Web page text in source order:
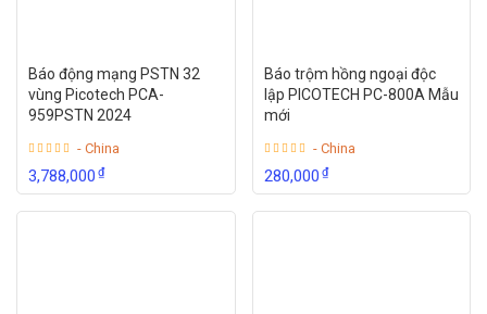
Báo động mạng PSTN 32
vùng Picotech PCA-
959PSTN 2024
- China
3,788,000₫
Báo trộm hồng ngoại độc
lập PICOTECH PC-800A Mẫu
mới
- China
280,000₫